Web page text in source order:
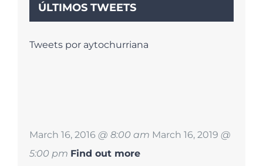
ÚLTIMOS TWEETS
Tweets por aytochurriana
March 16, 2016 @ 8:00 am March 16, 2019 @
5:00 pm Find out more